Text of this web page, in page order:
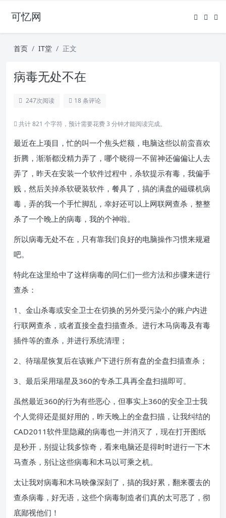
可忆网
首页 IT堂 正文
病毒无处不在
247次阅读 18 条评论
共计 821 个字符，预计需要花费 3 分钟才能阅读完成。
最近在上项目，忙的叫一个焦头烂额，电脑这些以前蛮喜欢
折腾，渐渐都没精力弄了，哪个晓得一不留神还偏偏让人去
弄了，昨天在安装一个软件过程中，杀软提示有毒，我偏手
贱，然后关掉杀软硬装软件，餐具了，搞的满盘的磁碟机病
毒，弄的我一个手忙脚乱，幸好还可以上网联网查杀，整整
杀了一个晚上的病毒，我的个神啦。
所以病毒无处不在，只有靠我们良好的电脑操作习惯来规避
吧。
特此在这里给中了这样病毒的同仁们一些方法和步骤来进行
查杀：
1、金山杀毒或安全卫士在切换的另外受污染小的账户内进
行联网查杀，或者直接全盘扫描查杀。进行木马病毒及有毒
插件等的查杀，并进行系统清理；
2、待瑞星恢复后在该账户下进行所有盘的全盘扫描查杀；
3、最后采用瑞星及360的专杀工具再全盘扫描即可。
虽然最近360的行为有些恶心，但事实上360的安全卫士我
个人觉得还是挺好用的，昨天晚上的全盘扫描，让我纠结的
CAD2011软件里隐藏的病毒也一并消灭了，现在打开图纸
是秒开，别提让我多惊奇，看来电脑还是得时时进行一下木
马查杀，别让这些病毒和木马以可乘之机。
太让我对病毒和木马映像深刻了，搞的我好累，翻来覆去的
查杀病毒，好无语，这些个病毒制造者们真的太可恶了，彻
底鄙视他们！